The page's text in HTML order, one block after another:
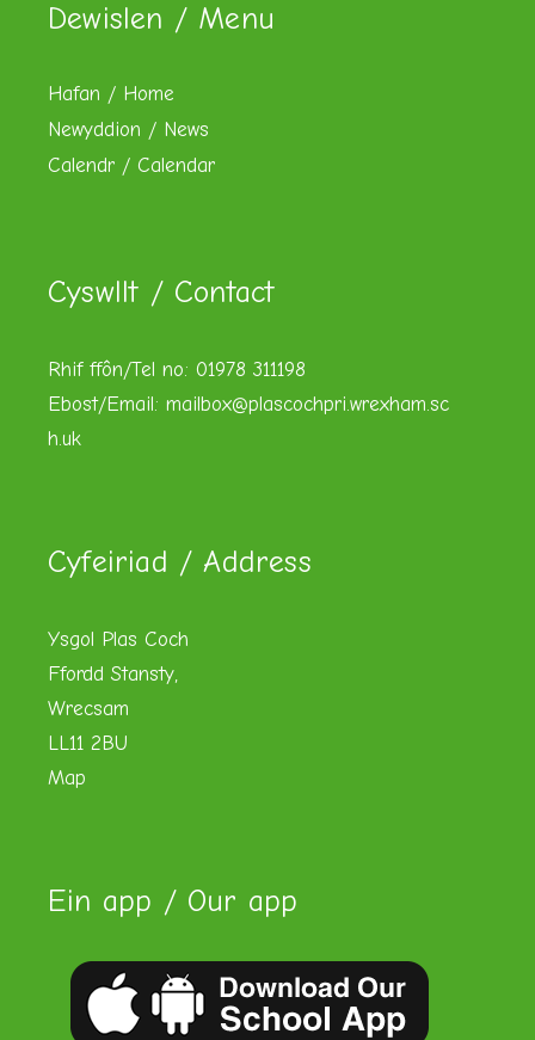
Dewislen / Menu
Hafan / Home
Newyddion / News
Calendr / Calendar
Cyswllt / Contact
Rhif ffôn/Tel no: 01978 311198
Ebost/Email: mailbox@plascochpri.wrexham.sc
h.uk
Cyfeiriad / Address
Ysgol Plas Coch
Ffordd Stansty,
Wrecsam
LL11 2BU
Map
Ein app / Our app